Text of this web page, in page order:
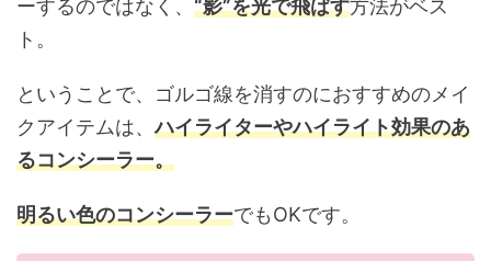
ーするのではなく、 “影”を光で飛ばす方法がベス
ト。
ということで、ゴルゴ線を消すのにおすすめのメイ
クアイテムは、ハイライターやハイライト効果のあ
るコンシーラー。
明るい色のコンシーラーでもOKです。